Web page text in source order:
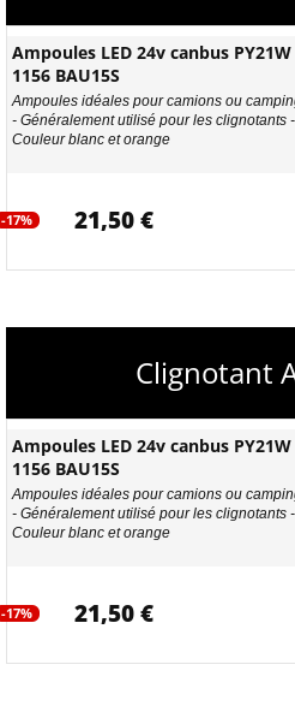
Ampoules LED 24v canbus PY21W
1156 BAU15S
Ampoules idéales pour camions ou
- Généralement utilisé pour les clignotants -
Couleur blanc et orange
-17% 21,50 €
Clignotant
Ampoules LED 24v canbus PY21W
1156 BAU15S
Ampoules idéales pour camions ou
- Généralement utilisé pour les clignotants -
Couleur blanc et orange
-17% 21,50 €